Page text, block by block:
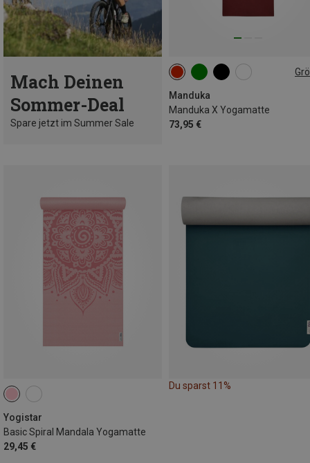
Mach Deinen
Sommer-Deal
Spare jetzt im Summer Sale
Manduka
Manduka X Yogamatte
73,95 €
180CM
Yogistar
Basic Spiral Mandala Yogamatte
29,45 €
Du sparst 11%